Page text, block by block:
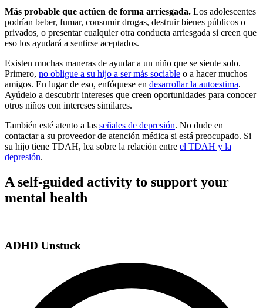
Más probable que actúen de forma arriesgada. Los adolescentes
podrían beber, fumar, consumir drogas, destruir bienes públicos o
privados, o presentar cualquier otra conducta arriesgada si creen que
eso los ayudará a sentirse aceptados.
Existen muchas maneras de ayudar a un niño que se siente solo.
Primero, no obligue a su hijo a ser más sociable o a hacer muchos
amigos. En lugar de eso, enfóquese en desarrollar la autoestima.
Ayúdelo a descubrir intereses que creen oportunidades para conocer
otros niños con intereses similares.
También esté atento a las señales de depresión. No dude en
contactar a su proveedor de atención médica si está preocupado. Si
su hijo tiene TDAH, lea sobre la relación entre el TDAH y la
depresión.
A self-guided activity to support your
mental health
ADHD Unstuck